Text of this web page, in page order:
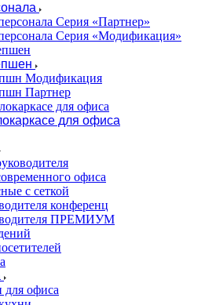
Серия «Партнер»
Серия «Модификация»
Модификация
Партнер
для офиса
офиса
с сеткой
конференц
ПРЕМИУМ
офиса